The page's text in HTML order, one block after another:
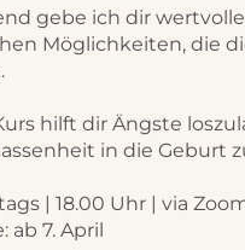
gebe ich dir
Möglichkeiten, die
hilft dir Ängste
in die Geburt
| 18.00 Uhr | via
ab 7. April